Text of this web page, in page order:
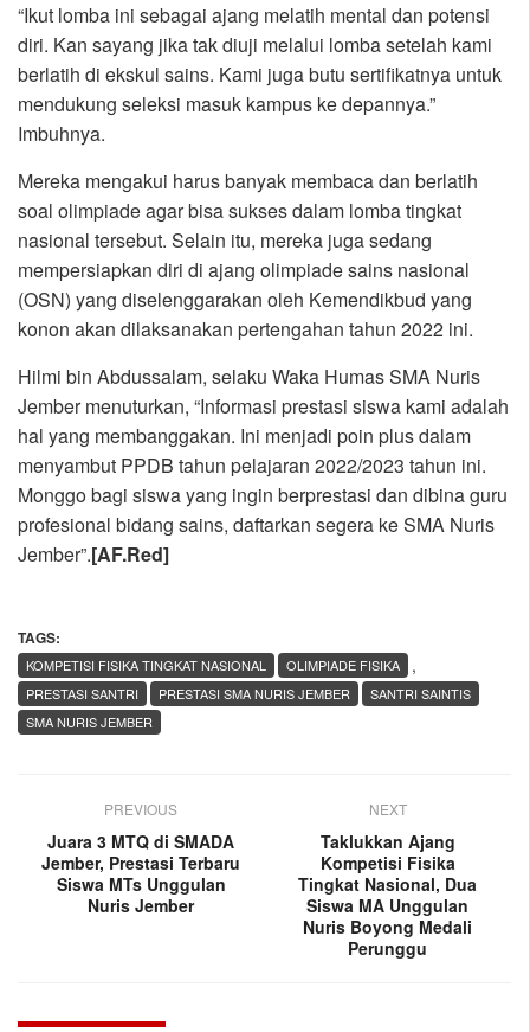
“Ikut lomba ini sebagai ajang melatih mental dan potensi
diri. Kan sayang jika tak diuji melalui lomba setelah kami
berlatih di ekskul sains. Kami juga butu sertifikatnya untuk
mendukung seleksi masuk kampus ke depannya.”
Imbuhnya.
Mereka mengakui harus banyak membaca dan berlatih
soal olimpiade agar bisa sukses dalam lomba tingkat
nasional tersebut. Selain itu, mereka juga sedang
mempersiapkan diri di ajang olimpiade sains nasional
(OSN) yang diselenggarakan oleh Kemendikbud yang
konon akan dilaksanakan pertengahan tahun 2022 ini.
Hilmi bin Abdussalam, selaku Waka Humas SMA Nuris
Jember menuturkan, “Informasi prestasi siswa kami adalah
hal yang membanggakan. Ini menjadi poin plus dalam
menyambut PPDB tahun pelajaran 2022/2023 tahun ini.
Monggo bagi siswa yang ingin berprestasi dan dibina guru
profesional bidang sains, daftarkan segera ke SMA Nuris
Jember”.[AF.Red]
TAGS:
,
KOMPETISI FISIKA TINGKAT NASIONAL
OLIMPIADE FISIKA
PRESTASI SANTRI
PRESTASI SMA NURIS JEMBER
SANTRI SAINTIS
SMA NURIS JEMBER
PREVIOUS
Juara 3 MTQ di SMADA
Jember, Prestasi Terbaru
Siswa MTs Unggulan
Nuris Jember
NEXT
Taklukkan Ajang
Kompetisi Fisika
Tingkat Nasional, Dua
Siswa MA Unggulan
Nuris Boyong Medali
Perunggu